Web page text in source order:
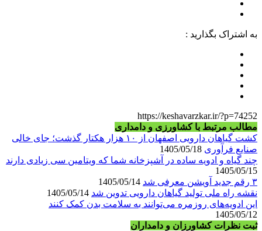
به اشتراک بگذارید :
https://keshavarzkar.ir/?p=74252
مطالب مرتبط با کشاورزی و دامداری
کشت گیاهان دارویی اصفهان از ۱۰ هزار هکتار گذشت؛ جای خالی
صنایع فرآوری
چند گیاه و ادویه ساده در آشپزخانه شما که ویتامین سی زیادی دارند
1405/05/15
۳ رقم جدید آویشن معرفی شد
نقشه راه ملی تولید گیاهان دارویی تدوین شد
این ادویه‌های روزمره می‌توانند به سلامت بدن کمک کنند
1405/05/12
ثبت نظرات کشاورزان و دامداران